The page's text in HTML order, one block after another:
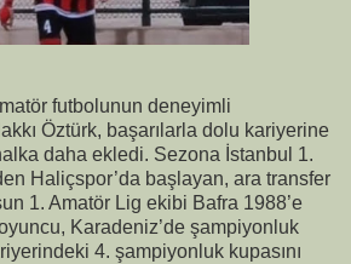
futbolunun deneyimli
Öztürk, başarılarla dolu kariyerine
daha ekledi. Sezona İstanbul 1.
Haliçspor’da başlayan, ara transfer
1. Amatör Lig ekibi Bafra 1988’e
Karadeniz’de şampiyonluk
4. şampiyonluk kupasını